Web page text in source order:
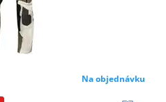
Na objednávku